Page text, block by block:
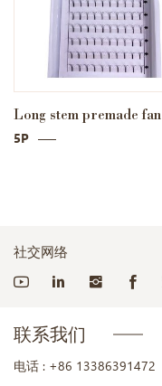
Long stem premade fan
5P
社交网络
联系我们
电话 : +86 13386391472